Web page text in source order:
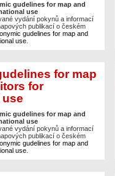
gudelines for map and
use
vydání pokynů a informací
publikací o českém
gudelines for map and
use.
for map
for
gudelines for map and
use
vydání pokynů a informací
publikací o českém
gudelines for map and
use.